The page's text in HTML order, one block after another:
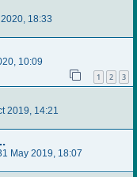
18:33
10:09
1 2 3
2019, 14:21
May 2019, 18:07